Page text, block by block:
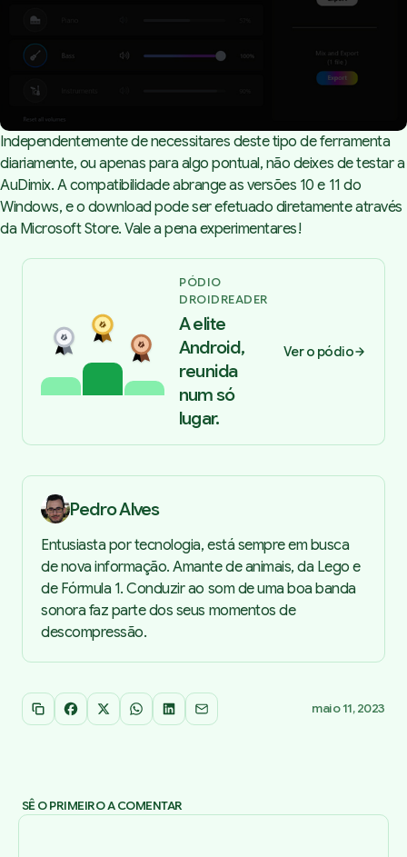
Independentemente de necessitares deste tipo de ferramenta
diariamente, ou apenas para algo pontual, não deixes de testar a
AuDimix. A compatibilidade abrange as versões 10 e 11 do
Windows, e o download pode ser efetuado diretamente através
da Microsoft Store. Vale a pena experimentares!
PÓDIO
DROIDREADER
A elite
Android,
reunida
num só
lugar.
Ver o pódio
Pedro Alves
Entusiasta por tecnologia, está sempre em busca
de nova informação. Amante de animais, da Lego e
de Fórmula 1. Conduzir ao som de uma boa banda
sonora faz parte dos seus momentos de
descompressão.
Copiar link
Facebook
X WhatsApp
LinkedInEmail maio 11, 2023
SÊ O PRIMEIRO A COMENTAR